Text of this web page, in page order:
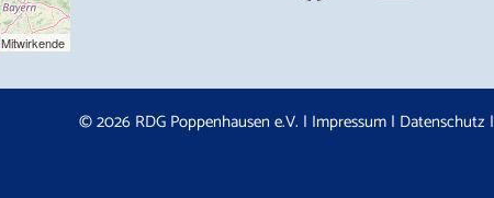
Mitwirkende
© 2026 RDG Poppenhausen e.V. | Impressum| Datenschutz |